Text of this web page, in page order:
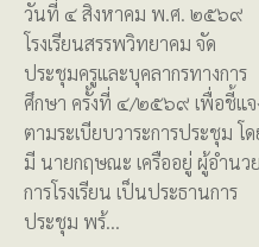
วันที่ ๔ สิงหาคม พ.ศ. ๒๕๖๙
โรงเรียนสรรพวิทยาคม จัด
ประชุมครูและบุคลากรทางการ
ศึกษา ครั้งที่ ๔/๒๕๖๙ เพื่อชี้แจ
ตามระเบียบวาระการประชุม โ
มี นายกฤษณะ เครืออยู่ ผู้อำนวย
การโรงเรียน เป็นประธานการ
ประชุม พร้…